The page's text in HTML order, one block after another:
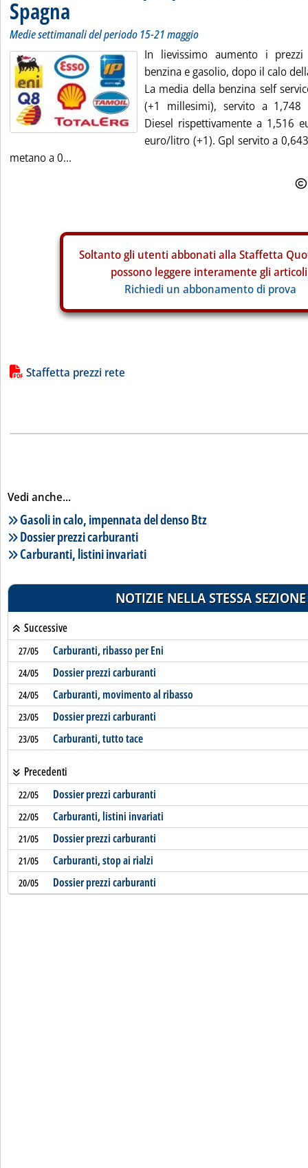
Spagna
Medie settimanali del periodo 15-21 maggio
In lievissimo aumento i
benzina e gasolio, dopo il calo
La media della benzina self
(+1 millesimi), servito a 1,748
Diesel rispettivamente a 1,516
euro/litro (+1). Gpl servito a
metano a 0...
Soltanto gli utenti abbonati alla Staffetta
possono leggere interamente gli
Richiedi un abbonamento di prova
Lista allegati PDF alla notizia
Staffetta prezzi rete
Vedi anche...
Lista notizie correlate
Gasoli in calo, impennata del denso Btz
Dossier prezzi carburanti
Carburanti, listini invariati
NOTIZIE NELLA STESSA SEZIONE
Successive
27/05 Carburanti, ribasso per Eni
24/05 Dossier prezzi carburanti
24/05 Carburanti, movimento al ribasso
23/05 Dossier prezzi carburanti
23/05 Carburanti, tutto tace
Precedenti
22/05 Dossier prezzi carburanti
22/05 Carburanti, listini invariati
21/05 Dossier prezzi carburanti
21/05 Carburanti, stop ai rialzi
20/05 Dossier prezzi carburanti